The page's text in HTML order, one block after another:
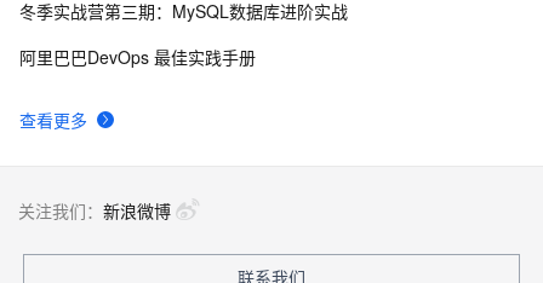
查看更多
冬季实战营第三期：MySQL数据库进阶实战
阿里巴巴DevOps 最佳实践手册
关注我们： 新浪微博
联系我们